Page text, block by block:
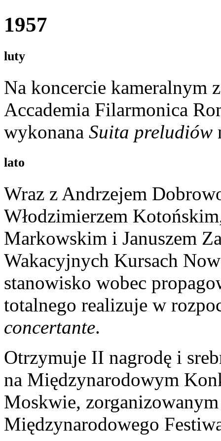
1957
luty
Na koncercie kameralnym
Accademia Filarmonica
wykonana Suita preludiów
lato
Wraz z Andrzejem
Włodzimierzem
Markowskim i Januszem
Wakacyjnych Kursach
stanowisko wobec
totalnego realizuje w
concertante.
Otrzymuje II nagrodę i
na Międzynarodowym
Moskwie,
Międzynarodowego